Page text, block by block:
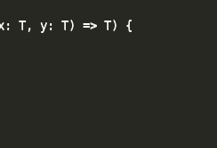
T, y: T) => T) {